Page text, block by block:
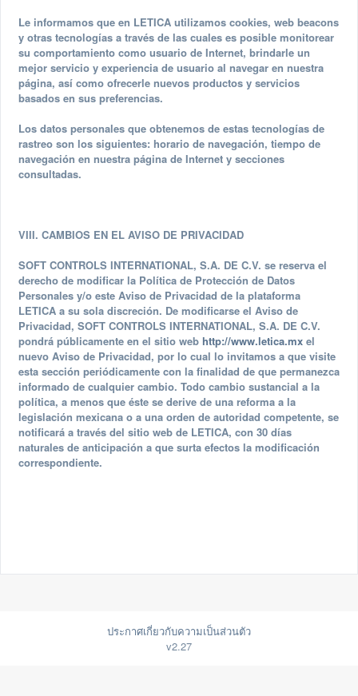
Le informamos que en LETICA utilizamos cookies, web beacons
y otras tecnologías a través de las cuales es posible monitorear
su comportamiento como usuario de Internet, brindarle un
mejor servicio y experiencia de usuario al navegar en nuestra
página, así como ofrecerle nuevos productos y servicios
basados en sus preferencias.
Los datos personales que obtenemos de estas tecnologías de
rastreo son los siguientes: horario de navegación, tiempo de
navegación en nuestra página de Internet y secciones
consultadas.
VIII. CAMBIOS EN EL AVISO DE PRIVACIDAD
SOFT CONTROLS INTERNATIONAL, S.A. DE C.V. se reserva el
derecho de modificar la Política de Protección de Datos
Personales y/o este Aviso de Privacidad de la plataforma
LETICA a su sola discreción. De modificarse el Aviso de
Privacidad, SOFT CONTROLS INTERNATIONAL, S.A. DE C.V.
pondrá públicamente en el sitio web http://www.letica.mx el
nuevo Aviso de Privacidad, por lo cual lo invitamos a que visite
esta sección periódicamente con la finalidad de que permanezca
informado de cualquier cambio. Todo cambio sustancial a la
política, a menos que éste se derive de una reforma a la
legislación mexicana o a una orden de autoridad competente, se
notificará a través del sitio web de LETICA, con 30 días
naturales de anticipación a que surta efectos la modificación
correspondiente.
ประกาศเกี่ยวกับความเป็นส่วนตัว
v2.27